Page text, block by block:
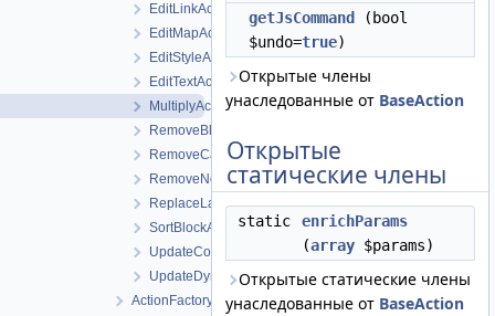
EditLinkAction
EditMapAction
EditStyleAction
EditTextAction
MultiplyAction
RemoveBlockAction
RemoveCardAction
RemoveNodeAction
ReplaceLanding
SortBlockAction
UpdateContentAction
UpdateDynamicAction
ActionFactory
getJsCommand
(bool
$undo=true)
Открытые члены
унаследованные от BaseAction
Открытые
статические члены
static
enrichParams
(array $params)
Открытые статические члены
унаследованные от BaseAction